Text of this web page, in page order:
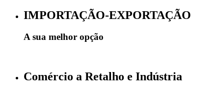
IMPORTAÇÃO-EXPORTAÇÃO
A sua melhor opção
Comércio a Retalho e Indústria